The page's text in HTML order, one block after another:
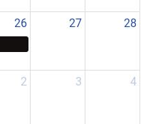
26 27 28
2 3 4